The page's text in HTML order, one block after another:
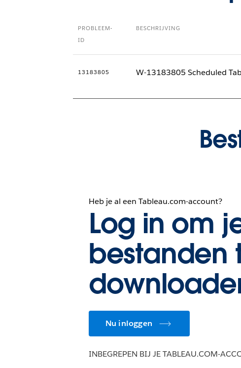
PROBLEEM-
ID
BESCHRIJVING
13183805 W-13183805 Scheduled
Heb je al een Tableau.com-account?
Log in om
bestanden
Nu inloggen
INBEGREPEN BIJ JE TABLEAU.COM-